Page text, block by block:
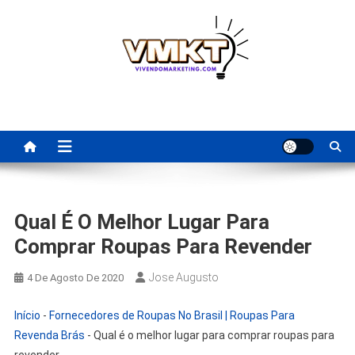
Para Revenda | Vivendo
Marketing
Qual É O Melhor Lugar Para
Comprar Roupas Para Revender
4 De Agosto De 2020 Jose Augusto
Início - Fornecedores de Roupas No Brasil | Roupas Para
Revenda Brás - Qual é o melhor lugar para comprar roupas para